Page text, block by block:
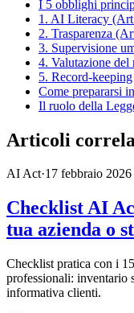
I 5 obblighi
1. AI Literacy
2. Trasparenza
3. Supervisione
4. Valutazione del
5. Record-keeping
Come prepararsi
Il ruolo della
Articoli
AI Act·17 febbraio 2026
Checklist AI
tua azienda o
Checklist pratica con i
professionali: inventario
informativa clienti.